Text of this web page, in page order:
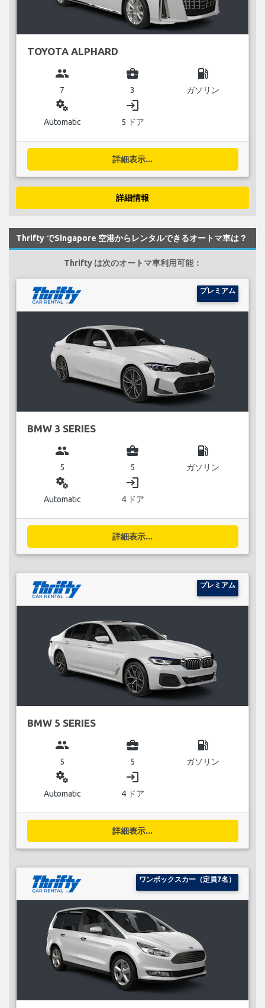
TOYOTA ALPHARD
group
7
business_center
3
local_gas_station
ガソリン
miscellaneous_services
Automatic
login
5 ドア
詳細表示...
詳細情報
Thrifty でSingapore 空港からレンタルできるオートマ車は？
Thrifty は次のオートマ車利用可能：
プレミアム
BMW 3 SERIES
group
5
business_center
5
local_gas_station
ガソリン
miscellaneous_services
Automatic
login
4 ドア
詳細表示...
プレミアム
BMW 5 SERIES
group
5
business_center
5
local_gas_station
ガソリン
miscellaneous_services
Automatic
login
4 ドア
詳細表示...
ワンボックスカー（定員7名）